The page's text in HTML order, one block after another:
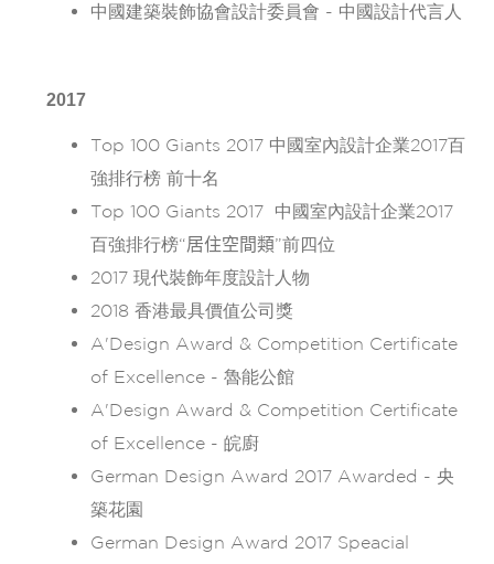
中國建築裝飾協會設計委員會 - 中國設計代言人
2017
Top 100 Giants 2017 中國室內設計企業2017百
強排行榜 前十名
Top 100 Giants 2017 中國室內設計企業2017
百強排行榜“居住空間類”前四位
2017 現代裝飾年度設計人物
2018 香港最具價值公司獎
A'Design Award & Competition Certificate
of Excellence - 魯能公館
A'Design Award & Competition Certificate
of Excellence - 皖廚
German Design Award 2017 Awarded - 央
築花園
German Design Award 2017 Speacial